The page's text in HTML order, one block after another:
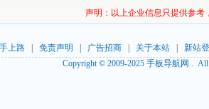
声明：以上企业信息只提供参考
上路| 免责声明 广告招商| 关于本站| 新站
Copyright © 2009-2025 手板导航网 . All